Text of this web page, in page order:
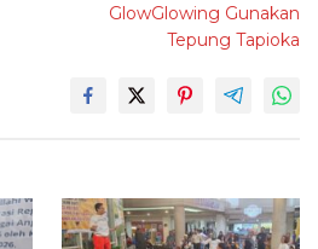
GlowGlowing Gunakan
Tepung Tapioka